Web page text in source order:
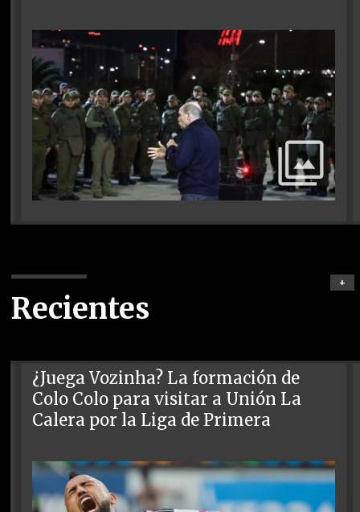
Recientes
+
¿Juega Vozinha? La formación de
Colo Colo para visitar a Unión La
Calera por la Liga de Primera